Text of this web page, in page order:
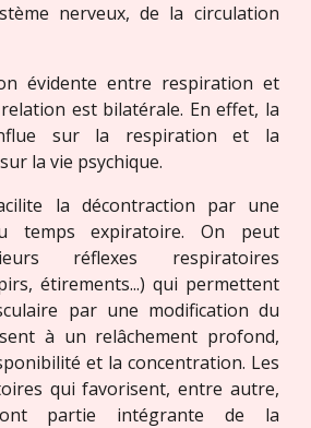
nerveux, de la circulation
évidente entre respiration et
est bilatérale. En effet, la
sur la respiration et la
la vie psychique.
la décontraction par une
temps expiratoire. On peut
réflexes respiratoires
étirements...) qui permettent
par une modification du
à un relâchement profond,
et la concentration. Les
qui favorisent, entre autre,
partie intégrante de la